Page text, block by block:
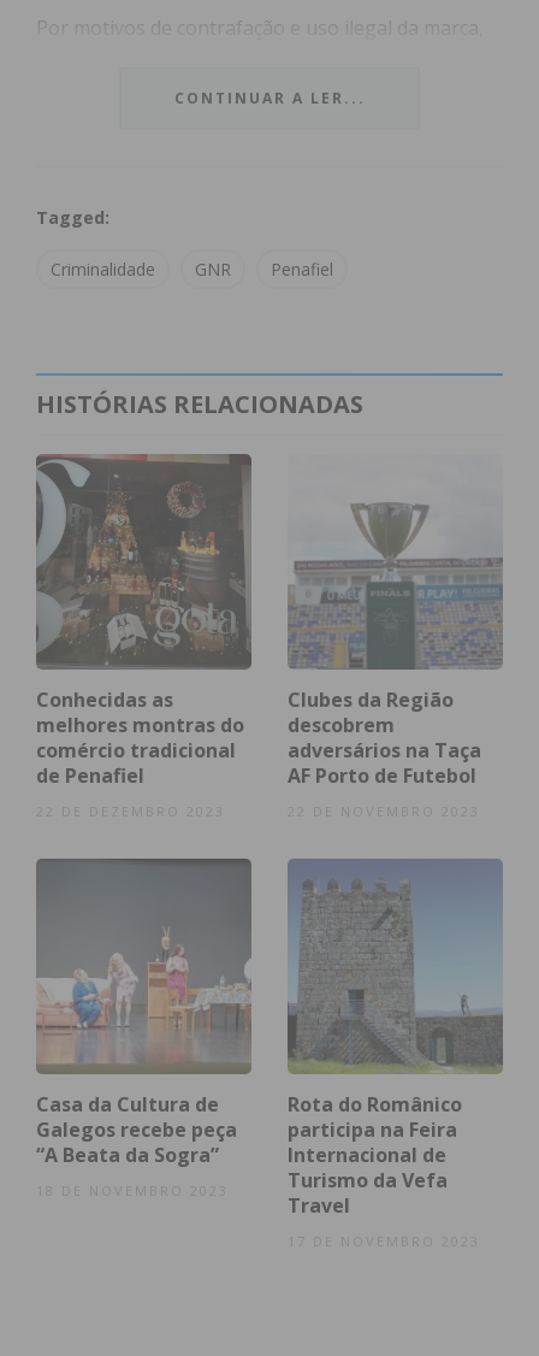
Por motivos de contrafação e uso ilegal da marca,
arguido e os factos foram remetidos ao Tribunal
A GNR relembrou ainda que o objetivo desde tipo
de patrulhas a feiras “é garantir o cumprimento
Subscreva a newsletter do
Assine nossa newsletter por e-mail e
obtenha de forma regular a informação
atualizada.
CONTINUAR A LER...
Tagged:
Criminalidade GNR Penafiel
HISTÓRIAS RELACIONADAS
Conhecidas as
melhores montras do
comércio tradicional
de Penafiel
Clubes da Região
descobrem
adversários na Taça
AF Porto de Futebol
Casa da Cultura de
Galegos recebe peça
“A Beata da Sogra”
Rota do Românico
participa na Feira
Internacional de
Turismo da Vefa
Travel
17 DE NOVEMBRO 2023